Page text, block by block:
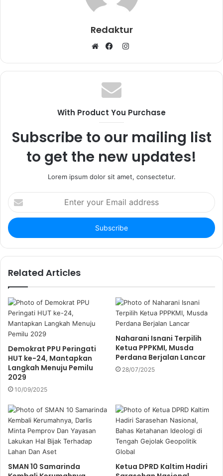
Redaktur
e
b
a
c
e
k
I
s
m
With Product You Purchase
Subscribe to our mailing list
to get the new updates!
Lorem ipsum dolor sit amet, consectetur.
E
n
e
y
u
E
m
a
i
l
d
d
r
e
s
Related Articles
Demokrat PPU Peringati
HUT ke-24, Mantapkan
Langkah Menuju Pemilu
2029
10/09/2025
Naharani Isnani Terpilih
Ketua PPPKMI, Musda
Perdana Berjalan Lancar
28/07/2025
SMAN 10 Samarinda
Ketua DPRD Kaltim Hadiri